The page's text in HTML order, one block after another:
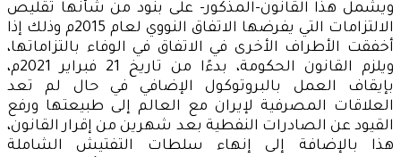
ويشمل هذا القانون-المذكور- على بنود من شأنها تقليص
الالتزامات التي يفرضها الاتفاق النووي لعام 2015م وذلك إذا
أخفقت الأطراف الأخرى في الاتفاق في الوفاء بالتزاماتها،
ويلزم القانون الحكومة، بدءًا من تاريخ 21 فبراير 2021م،
بإيقاف العمل بالبروتوكول الإضافي في حال لم تعد
العلاقات المصرفية لإيران مع العالم إلى طبيعتها ورفع
القيود عن الصادرات النفطية بعد شهرين من إقرار القانون،
هذا بالإضافة إلى إنهاء سلطات التفتيش الشاملة